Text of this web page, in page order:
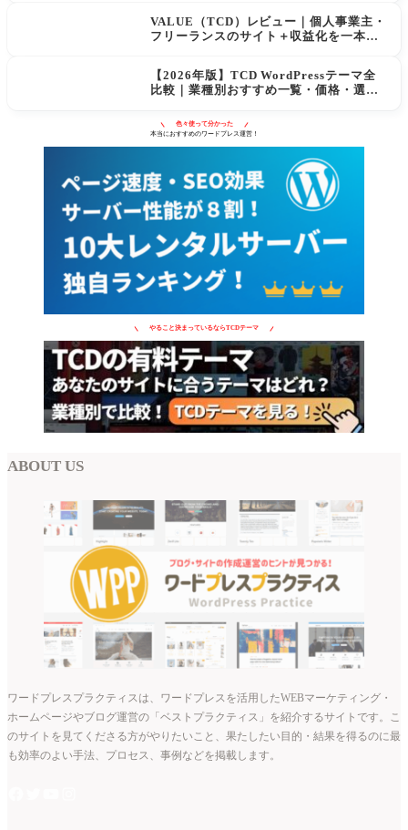
VALUE（TCD）レビュー｜個人事業主・
フリーランスのサイト＋収益化を一本化
【2026年版】TCD WordPressテーマ全
比較｜業種別おすすめ一覧・価格・選び
色々使って分かった
本当におすすめのワードプレス運営！
やること決まっているならTCDテーマ
ABOUT US
ワードプレスプラクティスは、ワードプレスを活用したWEBマーケティング・
ホームページやブログ運営の「ベストプラクティス」を紹介するサイトです。こ
のサイトを見てくださる方がやりたいこと、果たしたい目的・結果を得るのに最
も効率のよい手法、プロセス、事例などを掲載します。